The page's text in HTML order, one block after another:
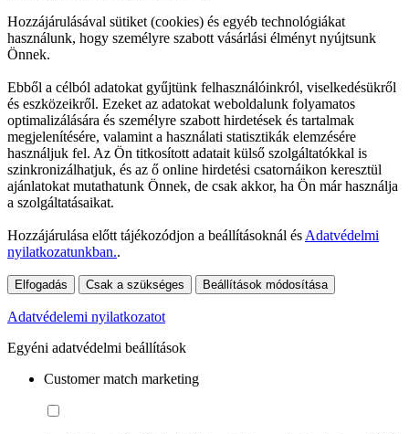
Hozzájárulásával sütiket (cookies) és egyéb technológiákat
használunk, hogy személyre szabott vásárlási élményt nyújtsunk
Önnek.
Ebből a célból adatokat gyűjtünk felhasználóinkról, viselkedésükről
és eszközeikről. Ezeket az adatokat weboldalunk folyamatos
optimalizálására és személyre szabott hirdetések és tartalmak
megjelenítésére, valamint a használati statisztikák elemzésére
használjuk fel. Az Ön titkosított adatait külső szolgáltatókkal is
szinkronizálhatjuk, és az ő online hirdetési csatornáikon keresztül
ajánlatokat mutathatunk Önnek, de csak akkor, ha Ön már használja
a szolgáltatásaikat.
Hozzájárulása előtt tájékozódjon a beállításoknál és Adatvédelmi
nyilatkozatunkban..
Elfogadás Csak a szükséges Beállítások módosítása
Adatvédelemi nyilatkozatot
Egyéni adatvédelmi beállítások
Customer match marketing